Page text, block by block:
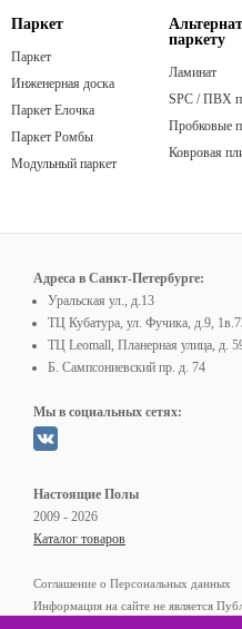
Паркет
Паркет
Инженерная доска
Паркет Елочка
Паркет Ромбы
Модульный паркет
паркету
Ламинат
SPC / ПВХ
Пробковые
Ковровая
Адреса в Санкт-Петербурге:
Уральская ул., д.13
ТЦ Кубатура, ул. Фучика, д.9,
ТЦ Leomall, Планерная улица, д.
Б. Сампсониевский пр. д. 74
Мы в социальных сетях:
Настоящие Полы
2009 - 2026
Каталог товаров
Соглашение о Персональных данных
Информация на сайте не является